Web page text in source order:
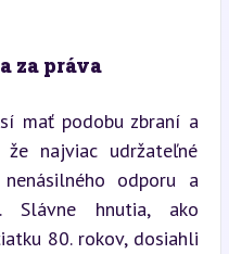
za práva
mať podobu zbraní a
že najviac udržateľné
odporu a
Slávne hnutia, ako
80. rokov, dosiahli